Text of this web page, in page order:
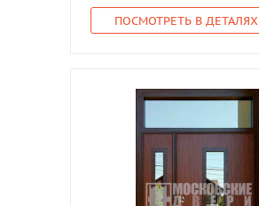
ПОСМОТРЕТЬ В ДЕТАЛЯХ